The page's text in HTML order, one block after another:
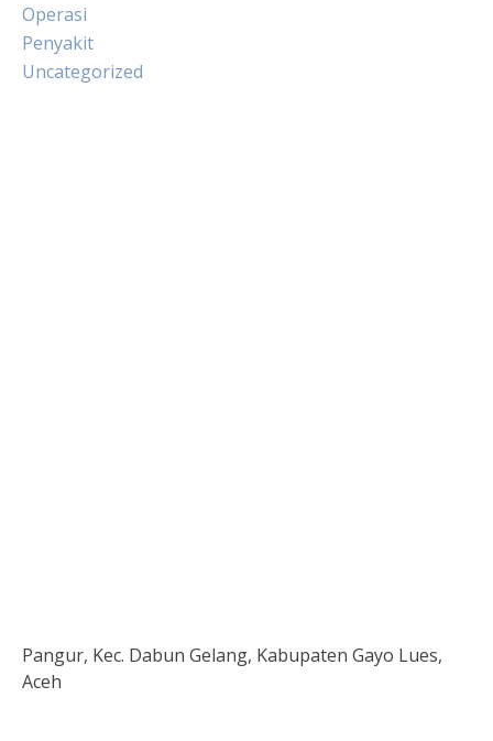
Operasi
Penyakit
Uncategorized
Pangur, Kec. Dabun Gelang, Kabupaten Gayo Lues,
Aceh